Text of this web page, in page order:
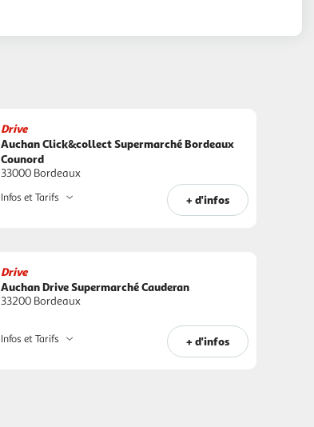
Drive
Auchan Click&collect Supermarché Bordeaux
Counord
33000 Bordeaux
+ d'infos
Infos et Tarifs
Drive
Auchan Drive Supermarché Cauderan
33200 Bordeaux
+ d'infos
Infos et Tarifs